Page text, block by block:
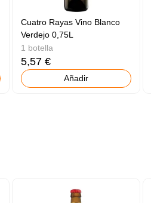
Cuatro Rayas Vino Blanco
Verdejo 0,75L
1 botella
5,57 €
Añadir